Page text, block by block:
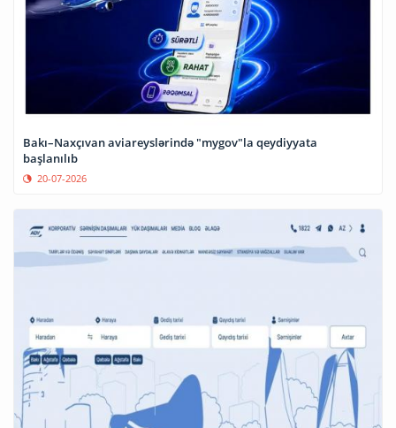
Bakı–Naxçıvan aviareyslərində "mygov"la qeydiyyata
başlanılıb
20-07-2026